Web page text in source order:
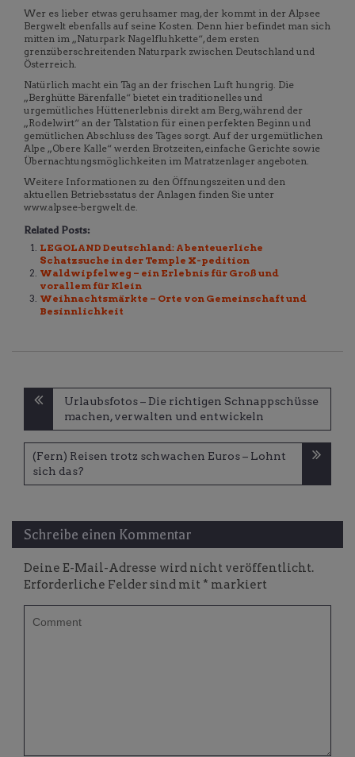
Wer es lieber etwas geruhsamer mag, der kommt in der Alpsee
Bergwelt ebenfalls auf seine Kosten. Denn hier befindet man sich
mitten im „Naturpark Nagelfluhkette“, dem ersten
grenzüberschreitenden Naturpark zwischen Deutschland und
Österreich.
Natürlich macht ein Tag an der frischen Luft hungrig. Die
„Berghütte Bärenfalle“ bietet ein traditionelles und
urgemütliches Hüttenerlebnis direkt am Berg, während der
„Rodelwirt“ an der Talstation für einen perfekten Beginn und
gemütlichen Abschluss des Tages sorgt. Auf der urgemütlichen
Alpe „Obere Kalle“ werden Brotzeiten, einfache Gerichte sowie
Übernachtungsmöglichkeiten im Matratzenlager angeboten.
Weitere Informationen zu den Öffnungszeiten und den
aktuellen Betriebsstatus der Anlagen finden Sie unter
www.alpsee-bergwelt.de.
Related Posts:
LEGOLAND Deutschland: Abenteuerliche
Schatzsuche in der Temple X-pedition
Waldwipfelweg – ein Erlebnis für Groß und
vorallem für Klein
Weihnachtsmärkte – Orte von Gemeinschaft und
Besinnlichkeit
Beitragsnavigation
Urlaubsfotos – Die richtigen Schnappschüsse
machen, verwalten und entwickeln
(Fern) Reisen trotz schwachen Euros – Lohnt
sich das?
Schreibe einen Kommentar
Deine E-Mail-Adresse wird nicht veröffentlicht.
Erforderliche Felder sind mit * markiert